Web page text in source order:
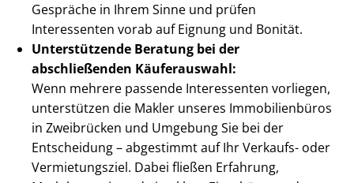
Gespräche in Ihrem Sinne und prüfen
Interessenten vorab auf Eignung und Bonität.
Unterstützende Beratung bei der
abschließenden Käuferauswahl:
Wenn mehrere passende Interessenten vorliegen,
unterstützen die Makler unseres Immobilienbüros
in Zweibrücken und Umgebung Sie bei der
Entscheidung – abgestimmt auf Ihr Verkaufs- oder
Vermietungsziel. Dabei fließen Erfahrung,